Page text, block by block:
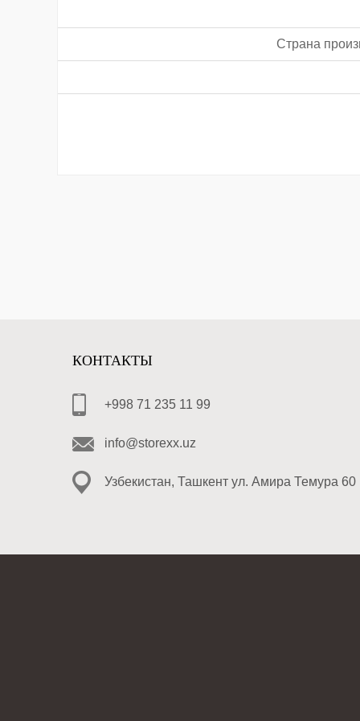
Страна
КОНТАКТЫ
+998 71 235 11 99
info@storexx.uz
Узбекистан, Ташкент ул. Амира Темура 60